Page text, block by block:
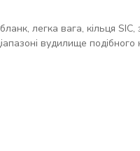
легка вага, кільця
вудилище подібного